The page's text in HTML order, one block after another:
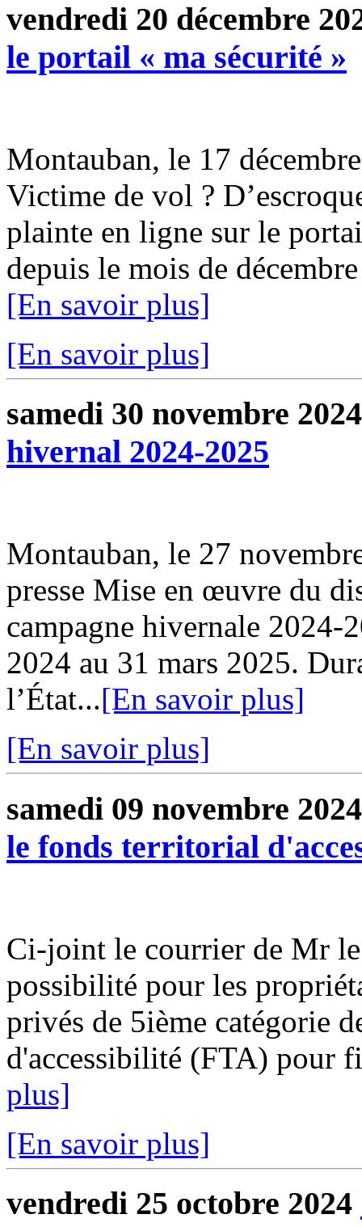
vendredi 20 décembre
le portail « ma sécurité »
Montauban, le 17
Victime de vol ?
plainte en ligne sur le
depuis le mois de
[En savoir plus]
[En savoir plus]
samedi 30 novembre 2024
hivernal 2024-2025
Montauban, le 27
presse Mise en œuvre du
campagne hivernale 2024-
2024 au 31 mars 2025.
l’État...[En savoir plus]
[En savoir plus]
samedi 09 novembre 2024
le fonds territorial
Ci-joint le courrier de Mr
possibilité pour les
privés de 5ième catégorie
d'accessibilité (FTA) pour
plus]
[En savoir plus]
vendredi 25 octobre 2024